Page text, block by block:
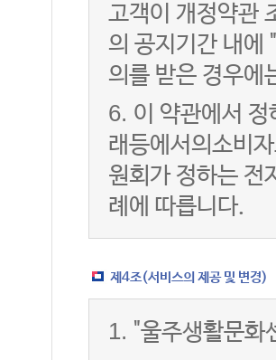
고객이 개정약관
의 공지기간 내에
의를 받은 경우에
6. 이 약관에서
래등에서의소비
원회가 정하는 전
례에 따릅니다.
제4조(서비스의 제공 및 변경)
1. "울주생활문화